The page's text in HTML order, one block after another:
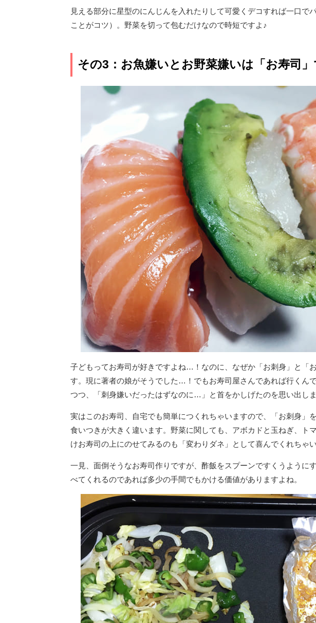
見える部分に星型のにんじんを入れたりして可愛くデコすれば一口で
ことがコツ）。野菜を切って包むだけなので時短ですよ♪
その3：お魚嫌いとお野菜嫌いは「お寿司」
子どもってお寿司が好きですよね…！なのに、なぜか「お刺身」と「
す。現に著者の娘がそうでした…！でもお寿司屋さんであれば行くん
つつ、「刺身嫌いだったはずなのに…」と首をかしげたのを思い出しま
実はこのお寿司、自宅でも簡単につくれちゃいますので、「お刺身」
食いつきが大きく違います。野菜に関しても、アボカドと玉ねぎ、ト
けお寿司の上にのせてみるのも「変わりダネ」として喜んでくれちゃい
一見、面倒そうなお寿司作りですが、酢飯をスプーンですくうように
べてくれるのであれば多少の手間でもかける価値がありますよね。